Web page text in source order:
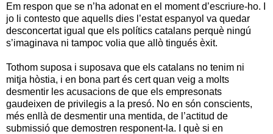
Em respon que se n’ha adonat en el moment d’escriure-ho. I
jo li contesto que aquells dies l’estat espanyol va quedar
desconcertat igual que els polítics catalans perquè ningú
s’imaginava ni tampoc volia que allò tingués èxit.
Tothom suposa i suposava que els catalans no tenim ni
mitja hòstia, i en bona part és cert quan veig a molts
desmentir les acusacions de que els empresonats
gaudeixen de privilegis a la presó. No en són conscients,
més enllà de desmentir una mentida, de l’actitud de
submissió que demostren responent-la.
I què si en